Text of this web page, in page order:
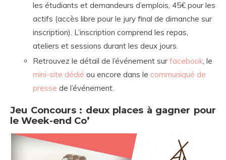
les étudiants et demandeurs d’emplois, 45€ pour les
actifs (accès libre pour le jury final de dimanche sur
inscription). L’inscription comprend les repas,
ateliers et sessions durant les deux jours.
Retrouvez le détail de l’événement sur facebook, le
mini-site dédié ou encore dans le communiqué de
presse de l’événement.
Jeu Concours : deux places à gagner pour
le Week-end Co’